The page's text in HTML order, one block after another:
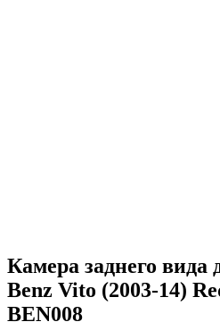
Камера заднего вида
Benz Vito (2003-14)
BEN008